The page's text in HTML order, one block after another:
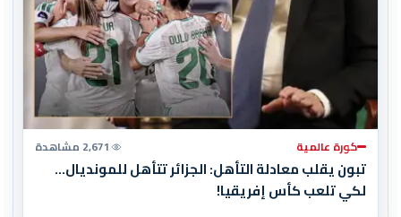
كورة عالمية 2,671 مشاهدة
تبون يقلب معادلة التأهل: الجزائر تتأهل للمونديال…
لكي تلعب كأس إفريقيا!